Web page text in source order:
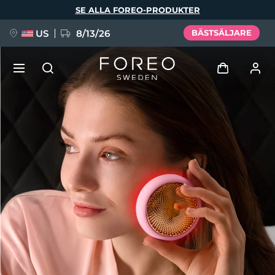
SE ALLA FOREO-PRODUKTER
US 8/13/26 BÄSTSÄLJARE
Logga in
Användarprofil
Mina enheter
Mina beställningar
Mina adresser
Mina prenumerationer
FAQ™ Pure Beauty-Tech Elixir
BREAKING NEWS
issa™ Teeth Whitening Set
Deutsch
Español
Français
Italiano
Português
Polski
Svenska
Русский
Türkçe
简体中文 繁體中文